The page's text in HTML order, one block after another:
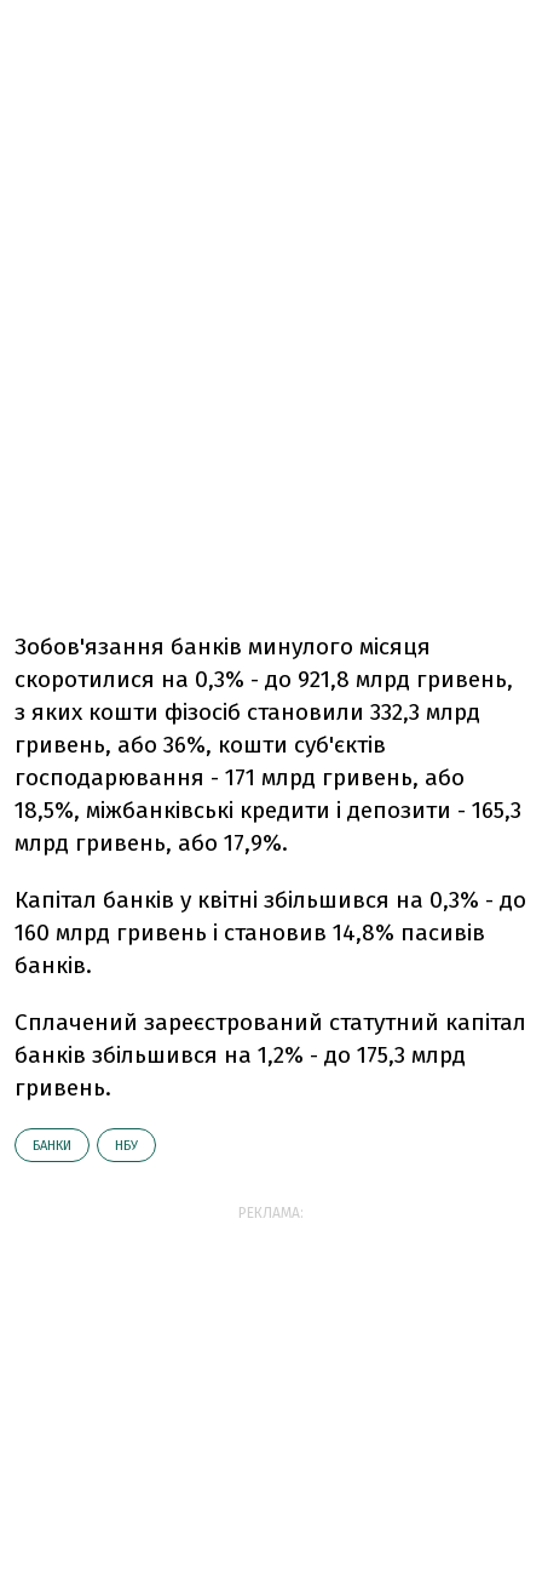
Зобов'язання банків минулого місяця
скоротилися на 0,3% - до 921,8 млрд гривень,
з яких кошти фізосіб становили 332,3 млрд
гривень, або 36%, кошти суб'єктів
господарювання - 171 млрд гривень, або
18,5%, міжбанківські кредити і депозити - 165,3
млрд гривень, або 17,9%.
Капітал банків у квітні збільшився на 0,3% - до
160 млрд гривень і становив 14,8% пасивів
банків.
Сплачений зареєстрований статутний капітал
банків збільшився на 1,2% - до 175,3 млрд
гривень.
БАНКИ НБУ
РЕКЛАМА: